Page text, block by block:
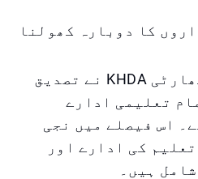
کا دوبارہ کھولنا
دوبئی کی تعلیمی اتھارٹی KHDA نے تصدیق
تعلیمی ادارے
اس فیصلے میں نجی
کی ادارے اور
ہیں۔